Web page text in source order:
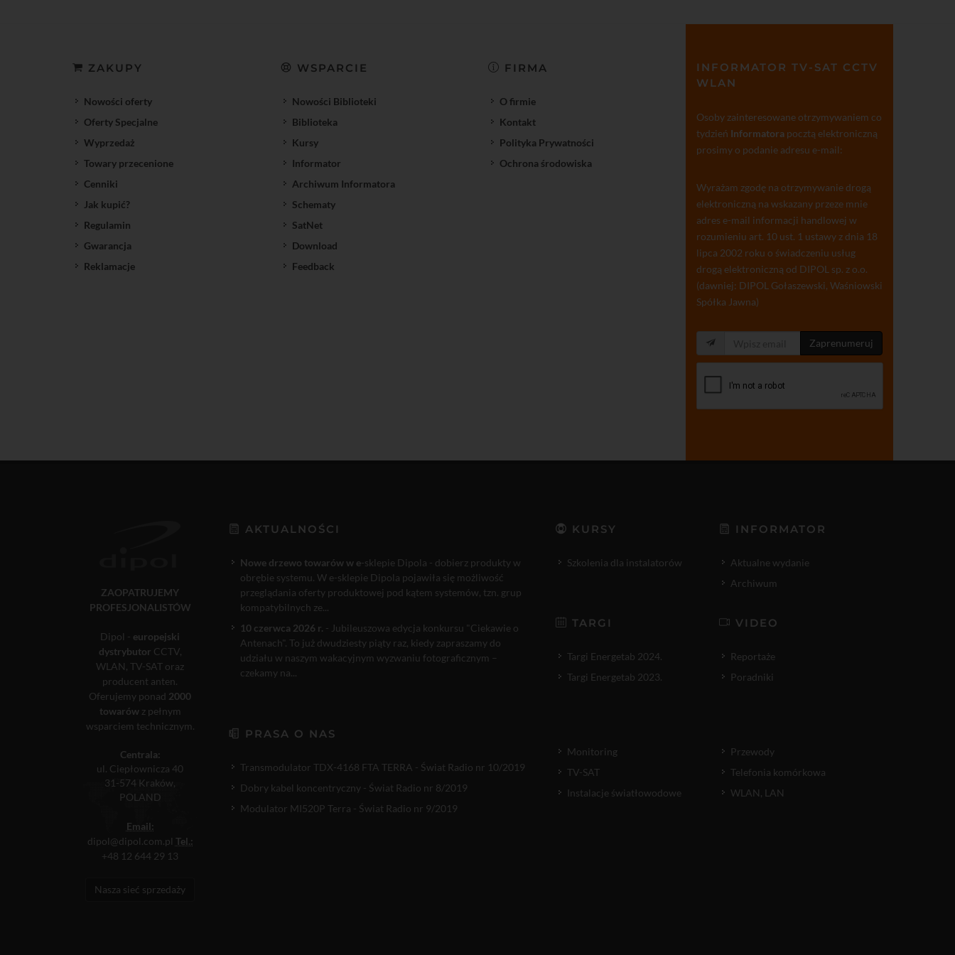
ZAKUPY
Nowości oferty
Oferty Specjalne
Wyprzedaż
Towary przecenione
Cenniki
Jak kupić?
Regulamin
Gwarancja
Reklamacje
WSPARCIE
Nowości Biblioteki
Biblioteka
Kursy
Informator
Archiwum Informatora
Schematy
SatNet
Download
Feedback
FIRMA
O firmie
Kontakt
Polityka Prywatności
Ochrona środowiska
INFORMATOR TV-SAT CCTV
WLAN
Osoby zainteresowane otrzymywaniem co
tydzień Informatorapocztą elektroniczną
prosimy o podanie adresu e-mail:
Wyrażam zgodę na otrzymywanie drogą
elektroniczną na wskazany przeze mnie
adres e-mail informacji handlowej w
rozumieniu art. 10 ust. 1 ustawy z dnia 18
lipca 2002 roku o świadczeniu usług
drogą elektroniczną od DIPOL sp. z o.o.
(dawniej: DIPOL Gołaszewski, Waśniowski
Spółka Jawna)
Zaprenumeruj
ZAOPATRUJEMY
PROFESJONALISTÓW
Dipol - europejski
dystrybutor CCTV,
WLAN, TV-SAT oraz
producent anten.
Oferujemy ponad 2000
towarówz pełnym
wsparciem technicznym.
Centrala:
ul. Ciepłownicza 40
31-574 Kraków,
POLAND
Email:
dipol@dipol.com.pl Tel.:
+48 12 644 29 13
Nasza sieć sprzedaży
AKTUALNOŚCI
Nowe drzewo towarów w e-sklepie Dipola - dobierz produkty w
obrębie systemu. W e-sklepie Dipola pojawiła się możliwość
przeglądania oferty produktowej pod kątem systemów, tzn. grup
kompatybilnych ze...
10 czerwca 2026 r. - Jubileuszowa edycja konkursu "Ciekawie o
Antenach". To już dwudziesty piąty raz, kiedy zapraszamy do
udziału w naszym wakacyjnym wyzwaniu fotograficznym –
czekamy na...
PRASA O NAS
Transmodulator TDX-4168 FTA TERRA - Świat Radio nr 10/2019
Dobry kabel koncentryczny - Świat Radio nr 8/2019
Modulator MI520P Terra - Świat Radio nr 9/2019
KURSY
Szkolenia dla instalatorów
TARGI
Targi Energetab 2024.
Targi Energetab 2023.
INFORMATOR
Aktualne wydanie
Archiwum
VIDEO
Reportaże
Poradniki
Monitoring
TV-SAT
Instalacje światłowodowe
Przewody
Telefonia komórkowa
WLAN, LAN